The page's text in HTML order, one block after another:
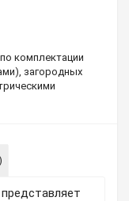
комплектации
загородных